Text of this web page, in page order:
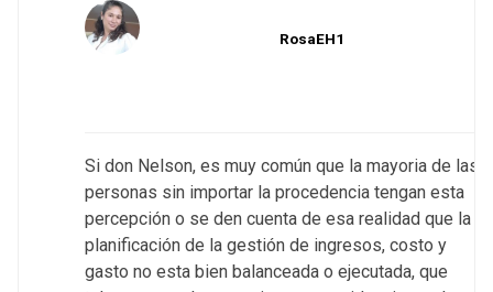
RosaEH1
Si don Nelson, es muy común que la mayoria de las
personas sin importar la procedencia tengan esta
percepción o se den cuenta de esa realidad que la
planificación de la gestión de ingresos, costo y
gasto no esta bien balanceada o ejecutada, que